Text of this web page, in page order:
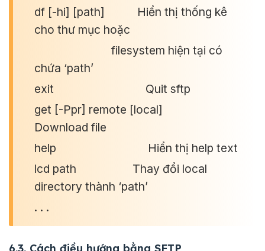
df [-hi] [path] Hiển thị thống kê
cho thư mục hoặc
filesystem hiện tại có
chứa ‘path’
exit Quit sftp
get [-Ppr] remote [local]
Download file
help Hiển thị help text
lcd path Thay đổi local
directory thành ‘path’
. . .
6.3. Cách điều hướng bằng SFTP